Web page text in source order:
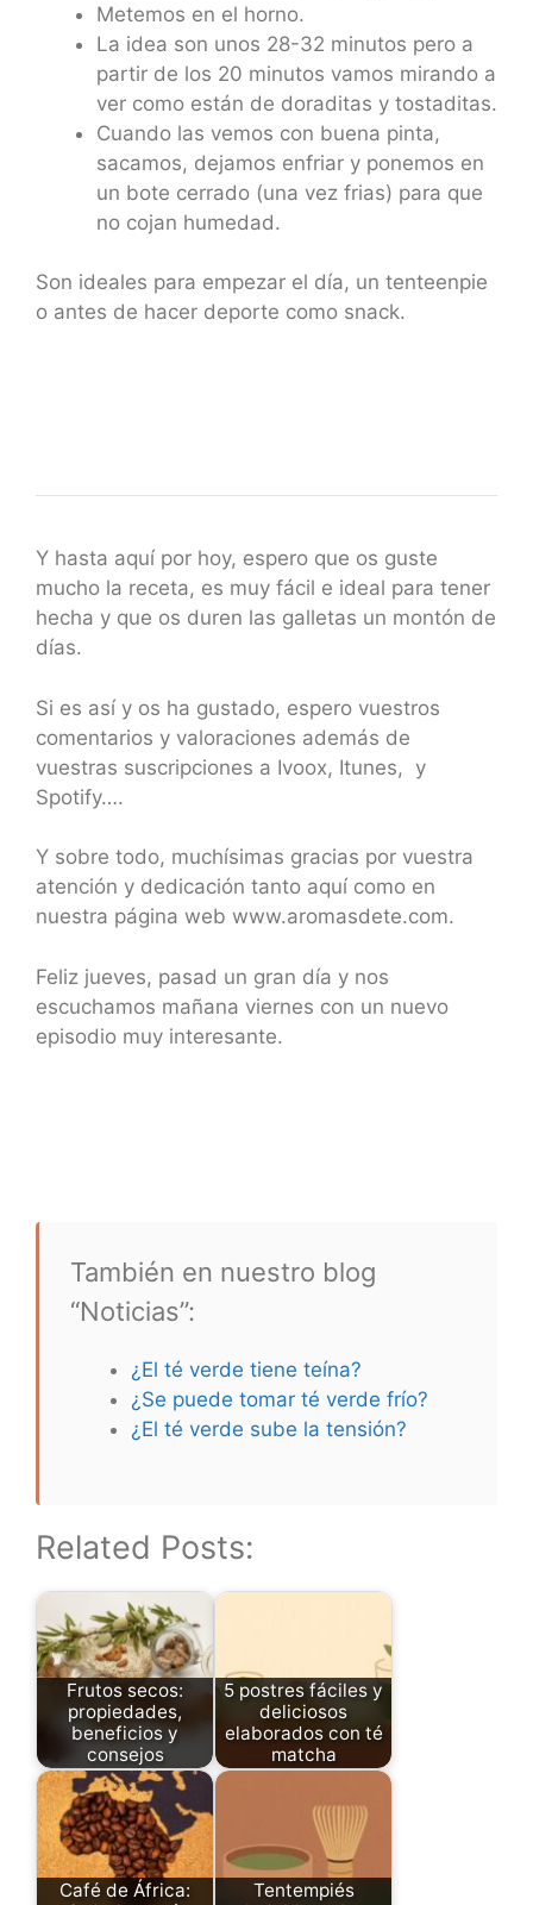
Metemos en el horno.
La idea son unos 28-32 minutos pero a
partir de los 20 minutos vamos mirando a
ver como están de doraditas y tostaditas.
Cuando las vemos con buena pinta,
sacamos, dejamos enfriar y ponemos en
un bote cerrado (una vez frias) para que
no cojan humedad.
Son ideales para empezar el día, un tenteenpie
o antes de hacer deporte como snack.
Y hasta aquí por hoy, espero que os guste
mucho la receta, es muy fácil e ideal para tener
hecha y que os duren las galletas un montón de
días.
Si es así y os ha gustado, espero vuestros
comentarios y valoraciones además de
vuestras suscripciones a Ivoox, Itunes, y
Spotify….
Y sobre todo, muchísimas gracias por vuestra
atención y dedicación tanto aquí como en
nuestra página web www.aromasdete.com.
Feliz jueves, pasad un gran día y nos
escuchamos mañana viernes con un nuevo
episodio muy interesante.
También en nuestro blog
“Noticias”:
¿El té verde tiene teína?
¿Se puede tomar té verde frío?
¿El té verde sube la tensión?
Related Posts:
Frutos secos:
propiedades,
beneficios y
consejos
5 postres fáciles y
deliciosos
elaborados con té
matcha
Café de África:
Tentempiés